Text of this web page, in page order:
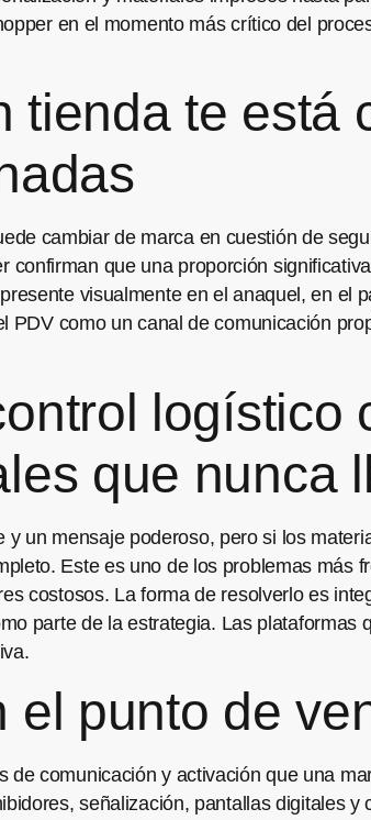
en el momento más crítico del
tienda te está
cambiar de marca en cuestión de
que una proporción
visualmente en el anaquel, en el
como un canal de comunicación
logístico
que nunca
un mensaje poderoso, pero si los
Este es uno de los problemas más
costosos. La forma de resolverlo es
parte de la estrategia. Las plataformas
el punto de
comunicación y activación que una
señalización, pantallas digitales y